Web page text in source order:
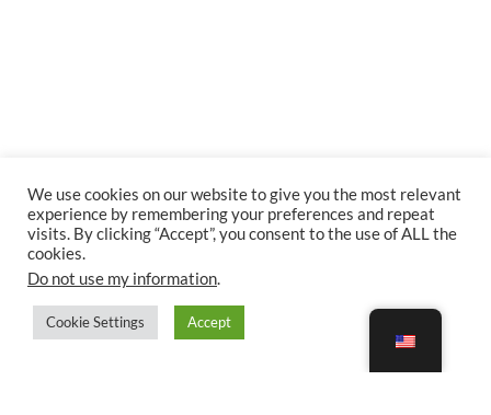
We use cookies on our website to give you the most relevant
experience by remembering your preferences and repeat
visits. By clicking “Accept”, you consent to the use of ALL the
cookies.
Do not use my information.
Cookie Settings Accept